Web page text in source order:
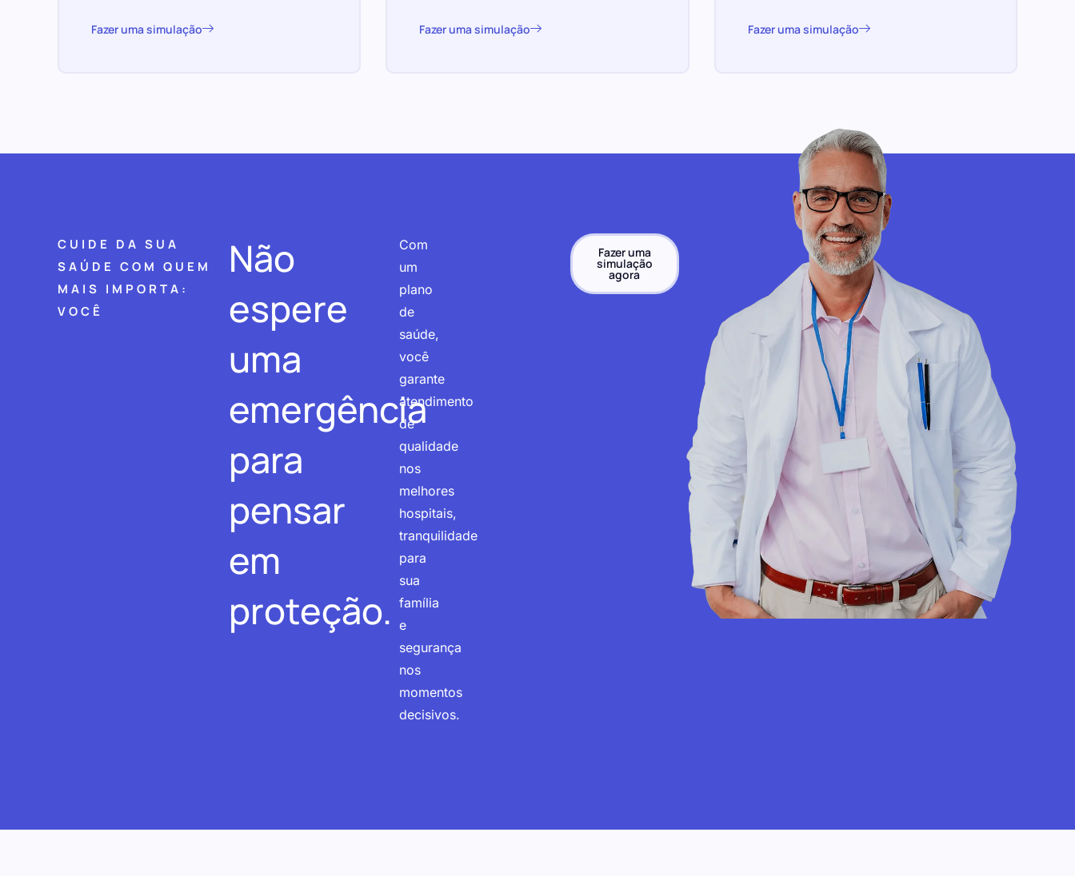
Fazer uma simulação Fazer uma simulação Fazer uma simulação
CUIDE DA SUA
SAÚDE COM QUEM
MAIS IMPORTA:
VOCÊ
Não
espere
uma
emergência
para
pensar
em
proteção.
Com
um
plano
de
saúde,
você
garante
atendimento
de
qualidade
nos
melhores
hospitais,
tranquilidade
para
sua
família
e
segurança
nos
momentos
decisivos.
Fazer uma
simulação
agora